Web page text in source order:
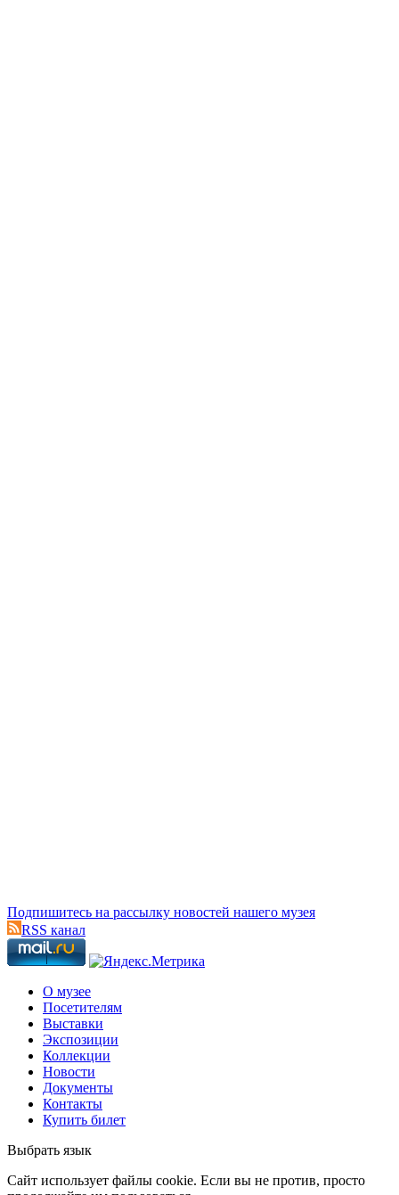
Подпишитесь на рассылку новостей нашего музея
RSS канал
О музее
Посетителям
Выставки
Экспозиции
Коллекции
Новости
Документы
Контакты
Купить билет
Выбрать язык
Cайт использует файлы cookie. Если вы не против, просто